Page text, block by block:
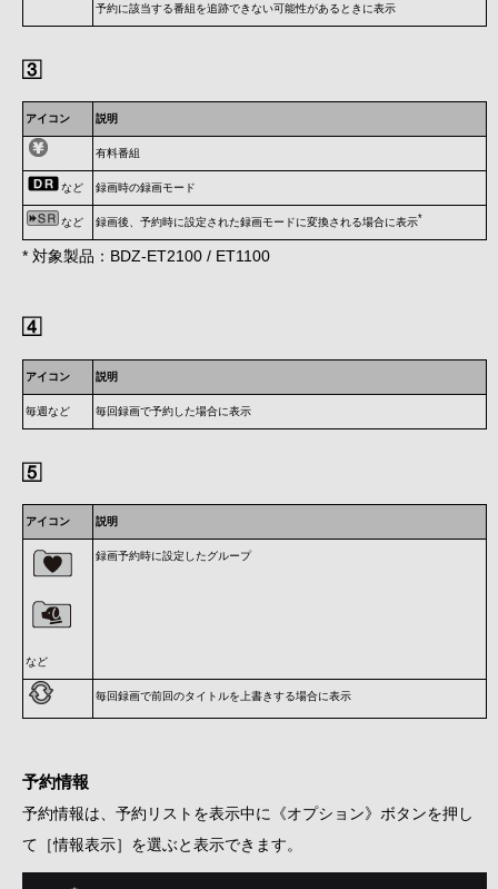
予約に該当する番組を追跡できない可能性があるときに表示
アイコン 説明
有料番組
など 録画時の録画モード
など 録画後、予約時に設定された録画モードに変換される場合に表示*
* 対象製品：BDZ-ET2100 / ET1100
アイコン 説明
毎週など 毎回録画で予約した場合に表示
アイコン 説明
など
録画予約時に設定したグループ
毎回録画で前回のタイトルを上書きする場合に表示
予約情報
予約情報は、予約リストを表示中に《オプション》ボタンを押し
て［情報表示］を選ぶと表示できます。